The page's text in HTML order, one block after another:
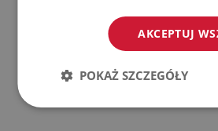
Regularnie wietrz dolną warstwę
Mata jest przeznaczona do użytku na
powierzchni. Po umieszczeniu na
AKCEPTUJ
POKAŻ SZCZEGÓŁY